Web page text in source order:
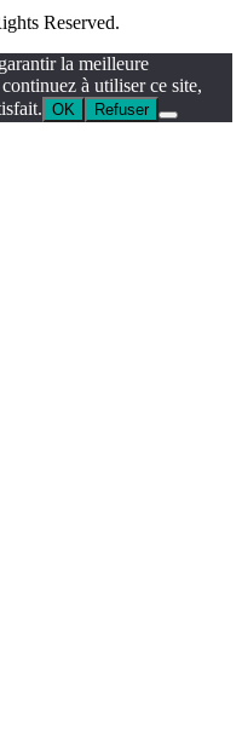
Reserved.
la meilleure
à utiliser ce site,
OK Refuser